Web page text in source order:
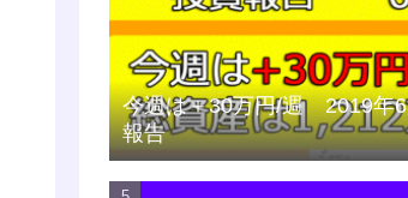
今週は＋30万円/週 2019年
報告